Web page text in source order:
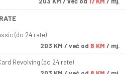
(do 24 rate)
203 KM / već od 8 KM / mj.
Revolving (do 24 rate)